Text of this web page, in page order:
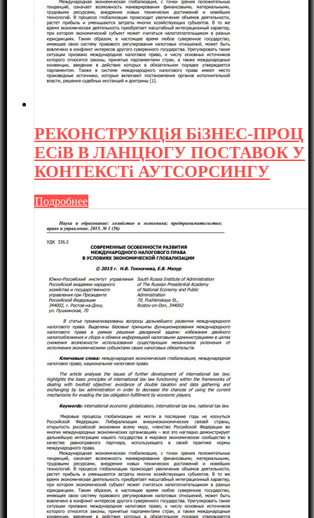
РЕКОНСТРУКЦіЯ БіЗНЕС-ПРОЦ
ЕСіВ В ЛАНЦЮГУ ПОСТАВОК У
КОНТЕКСТі АУТСОРСИНГУ
Подробнее